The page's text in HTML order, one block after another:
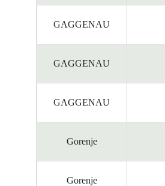
GAGGENAU
GAGGENAU
GAGGENAU
Gorenje
Gorenje